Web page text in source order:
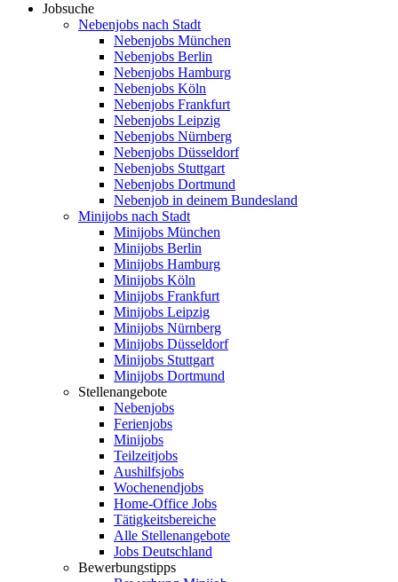
Jobsuche
Nebenjobs nach Stadt
Nebenjobs München
Nebenjobs Berlin
Nebenjobs Hamburg
Nebenjobs Köln
Nebenjobs Frankfurt
Nebenjobs Leipzig
Nebenjobs Nürnberg
Nebenjobs Düsseldorf
Nebenjobs Stuttgart
Nebenjobs Dortmund
Nebenjob in deinem Bundesland
Minijobs nach Stadt
Minijobs München
Minijobs Berlin
Minijobs Hamburg
Minijobs Köln
Minijobs Frankfurt
Minijobs Leipzig
Minijobs Nürnberg
Minijobs Düsseldorf
Minijobs Stuttgart
Minijobs Dortmund
Stellenangebote
Nebenjobs
Ferienjobs
Minijobs
Teilzeitjobs
Aushilfsjobs
Wochenendjobs
Home-Office Jobs
Tätigkeitsbereiche
Alle Stellenangebote
Jobs Deutschland
Bewerbungstipps